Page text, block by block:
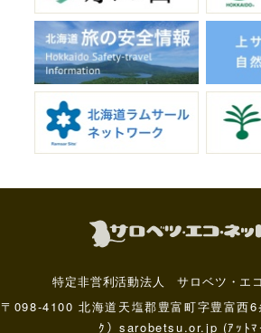
特定非営利活動法人 サロベツ・エ
〒098-4100 北海道天塩郡豊富町字豊富
ｸ）sarobetsu.or.jp (ｱｯﾄ